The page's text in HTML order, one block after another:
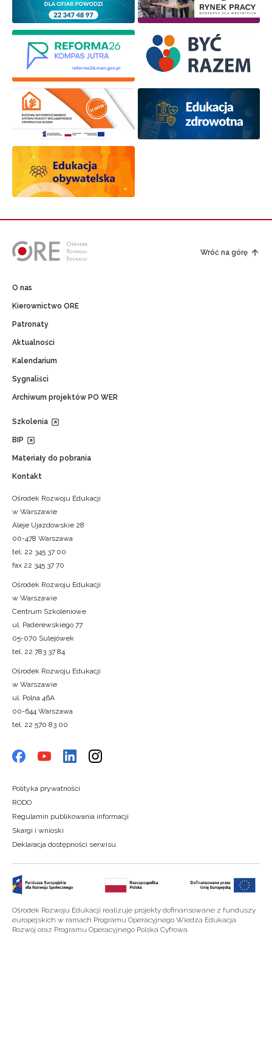
Wróć na górę
O nas
Kierownictwo ORE
Patronaty
Aktualności
Kalendarium
Sygnaliści
Archiwum projektów PO WER
Szkolenia
BIP
Materiały do pobrania
Kontakt
Ośrodek Rozwoju Edukacji
w Warszawie
Aleje Ujazdowskie 28
00-478 Warszawa
tel. 22 345 37 00
fax 22 345 37 70
Ośrodek Rozwoju Edukacji
w Warszawie
Centrum Szkoleniowe
ul. Paderewskiego 77
05-070 Sulejówek
tel. 22 783 37 84
Ośrodek Rozwoju Edukacji
w Warszawie
ul. Polna 46A
00-644 Warszawa
tel. 22 570 83 00
Polityka prywatności
RODO
Regulamin publikowania informacji
Skargi i wnioski
Deklaracja dostępności serwisu
Ośrodek Rozwoju Edukacji realizuje projekty dofinansowane z funduszy
europejskich w ramach Programu Operacyjnego Wiedza Edukacja
Rozwój oraz Programu Operacyjnego Polska Cyfrowa